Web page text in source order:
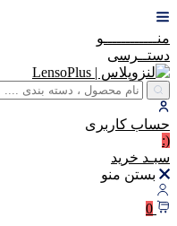
منــــــــــــو
دستــرسی
حساب کاربری
(:
سبـد خرید
بستن منو
0